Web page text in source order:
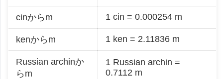
cinからm 1 cin = 0.000254 m
kenからm 1 ken = 2.11836 m
Russian archinか
らm
1 Russian archin =
0.7112 m